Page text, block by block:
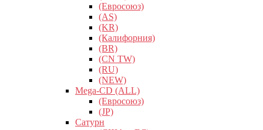
(Евросоюз)
(AS)
(KR)
(Калифорния)
(BR)
(CN TW)
(RU)
(NEW)
Mega-CD (ALL)
(Евросоюз)
(JP)
Сатурн